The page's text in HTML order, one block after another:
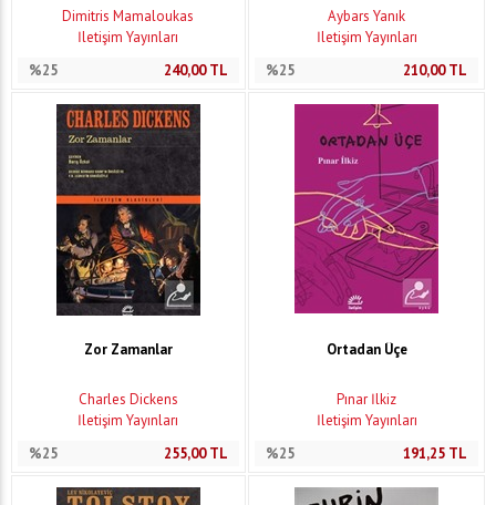
Dimitris Mamaloukas
İletişim Yayınları
%25
240,00TL
Aybars Yanık
İletişim Yayınları
%25
210,00TL
Zor Zamanlar
Charles Dickens
İletişim Yayınları
%25
255,00TL
Ortadan Üçe
Pınar İlkiz
İletişim Yayınları
%25
191,25 TL